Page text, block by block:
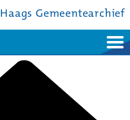
Haags Gemeentearchief